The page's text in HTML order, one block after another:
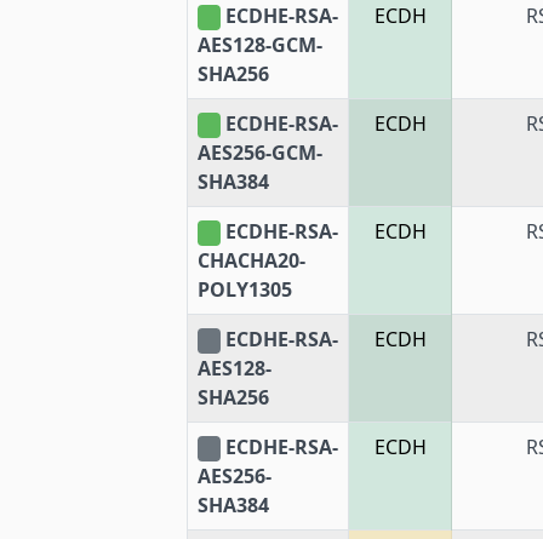
ECDHE-RSA-
AES128-GCM-
SHA256
ECDH
ECDHE-RSA-
AES256-GCM-
SHA384
ECDH
ECDHE-RSA-
CHACHA20-
POLY1305
ECDH
ECDHE-RSA-
AES128-
SHA256
ECDH
ECDHE-RSA-
AES256-
SHA384
ECDH